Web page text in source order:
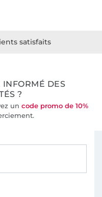
INFORMÉ DES
?
un code promo de 10%